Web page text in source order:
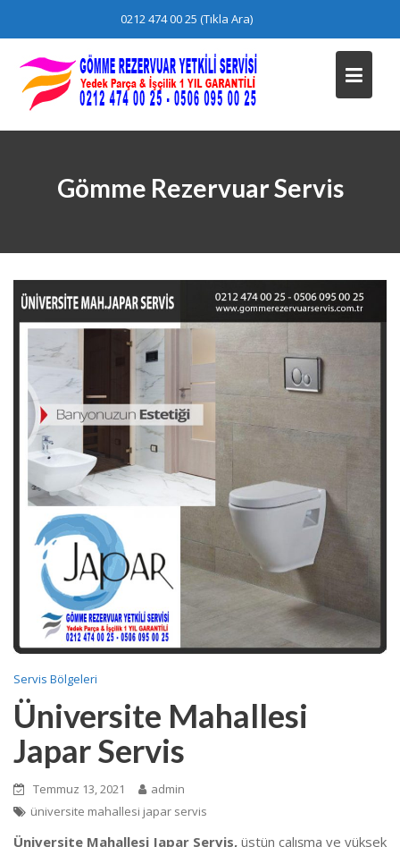
content
0212 474 00 25 (Tıkla Ara)
Gömme Rezervuar Servis
Servis Bölgeleri
Üniversite Mahallesi
Japar Servis
Temmuz 13, 2021
admin
üniversite mahallesi japar servis
Üniversite Mahallesi Japar Servis, üstün çalışma ve yüksek